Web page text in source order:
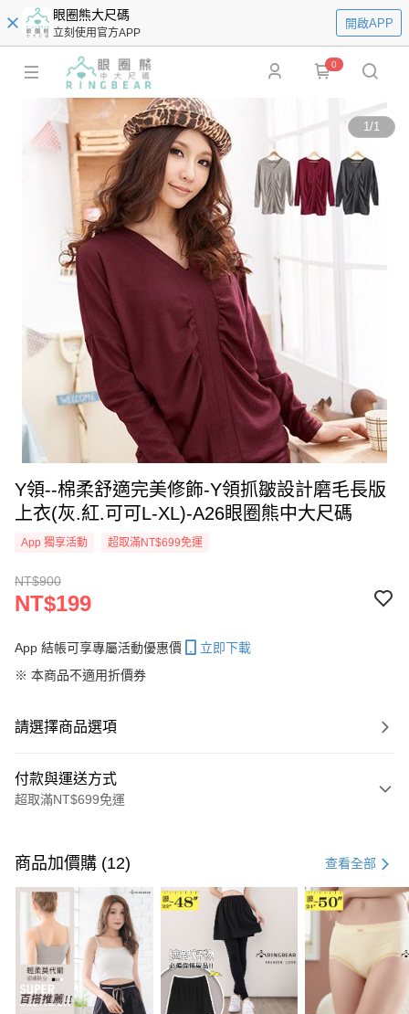
眼圈熊大尺碼
立刻使用官方APP
開啟APP
0
1/1
Y領--棉柔舒適完美修飾-Y領抓皺設計磨毛長版
上衣(灰.紅.可可L-XL)-A26眼圈熊中大尺碼
App 獨享活動 超取滿NT$699免運
NT$900
NT$199
App 結帳可享專屬活動優惠價
立即下載
※ 本商品不適用折價券
請選擇商品選項
付款與運送方式
超取滿NT$699免運
信用卡一次付款
超商取貨付款
LINE Pay
Apple Pay
街口支付
商品加價購 (12) 查看全部